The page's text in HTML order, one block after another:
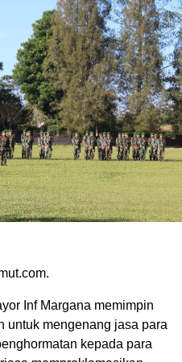
Inf Margana memimpin
untuk mengenang jasa para
kepada para